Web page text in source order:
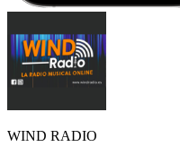
WIND RADIO